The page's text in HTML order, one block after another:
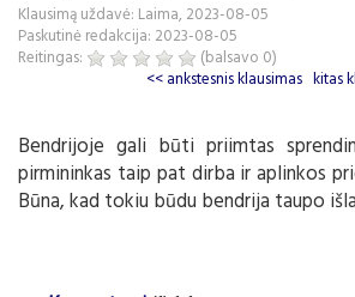
Klausimą uždavė: Laima, 2023-08-05
Paskutinė redakcija: 2023-08-05
Reitingas:
(balsavo 0)
<< ankstesnis klausimas kitas
Bendrijoje gali būti priimtas
pirmininkas taip pat dirba ir aplinkos
Būna, kad tokiu būdu bendrija taupo